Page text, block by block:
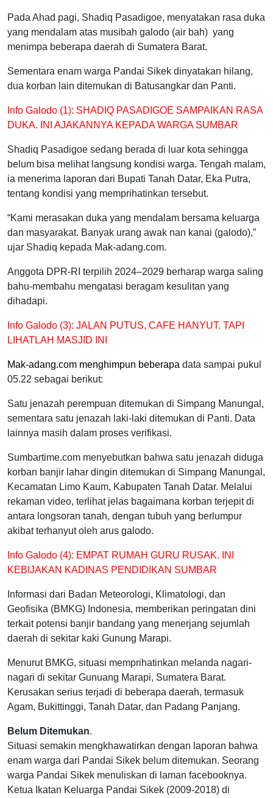
Pada Ahad pagi, Shadiq Pasadigoe, menyatakan rasa duka
yang mendalam atas musibah galodo (air bah) yang
menimpa beberapa daerah di Sumatera Barat.
Sementara enam warga Pandai Sikek dinyatakan hilang,
dua korban lain ditemukan di Batusangkar dan Panti.
Info Galodo (1): SHADIQ PASADIGOE SAMPAIKAN RASA
DUKA. INI AJAKANNYA KEPADA WARGA SUMBAR
Shadiq Pasadigoe sedang berada di luar kota sehingga
belum bisa melihat langsung kondisi warga. Tengah malam,
ia menerima laporan dari Bupati Tanah Datar, Eka Putra,
tentang kondisi yang memprihatinkan tersebut.
“Kami merasakan duka yang mendalam bersama keluarga
dan masyarakat. Banyak urang awak nan kanai (galodo),”
ujar Shadiq kepada Mak-adang.com.
Anggota DPR-RI terpilih 2024–2029 berharap warga saling
bahu-membahu mengatasi beragam kesulitan yang
dihadapi.
Info Galodo (3): JALAN PUTUS, CAFE HANYUT. TAPI
LIHATLAH MASJID INI
Mak-adang.com menghimpun beberapa data sampai pukul
05.22 sebagai berikut:
Satu jenazah perempuan ditemukan di Simpang Manungal,
sementara satu jenazah laki-laki ditemukan di Panti. Data
lainnya masih dalam proses verifikasi.
Sumbartime.com menyebutkan bahwa satu jenazah diduga
korban banjir lahar dingin ditemukan di Simpang Manungal,
Kecamatan Limo Kaum, Kabupaten Tanah Datar. Melalui
rekaman video, terlihat jelas bagaimana korban terjepit di
antara longsoran tanah, dengan tubuh yang berlumpur
akibat terhanyut oleh arus galodo.
Info Galodo (4): EMPAT RUMAH GURU RUSAK. INI
KEBIJAKAN KADINAS PENDIDIKAN SUMBAR
Informasi dari Badan Meteorologi, Klimatologi, dan
Geofisika (BMKG) Indonesia, memberikan peringatan dini
terkait potensi banjir bandang yang menerjang sejumlah
daerah di sekitar kaki Gunung Marapi.
Menurut BMKG, situasi memprihatinkan melanda nagari-
nagari di sekitar Gunuang Marapi, Sumatera Barat.
Kerusakan serius terjadi di beberapa daerah, termasuk
Agam, Bukittinggi, Tanah Datar, dan Padang Panjang.
Belum Ditemukan.
Situasi semakin mengkhawatirkan dengan laporan bahwa
enam warga dari Pandai Sikek belum ditemukan. Seorang
warga Pandai Sikek menuliskan di laman facebooknya.
Ketua Ikatan Keluarga Pandai Sikek (2009-2018) di